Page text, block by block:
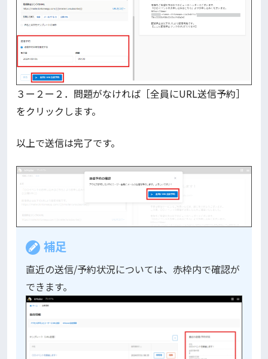
３ー２ー２．問題がなければ［全員にURL送信予約］
をクリックします。
以上で送信は完了です。
補足
直近の送信/予約状況については、赤枠内で確認が
できます。